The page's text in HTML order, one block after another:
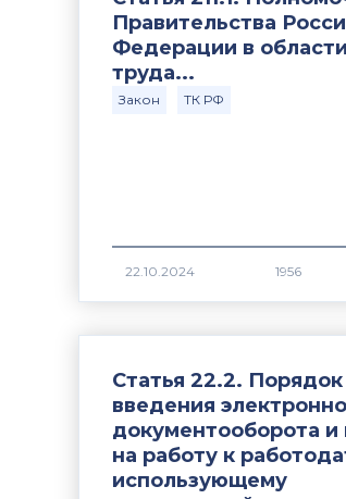
Правительства
Федерации в
труда...
Закон ТК РФ
1956
Статья 22.2. Порядок
введения
документооборота и
на работу к
использующему